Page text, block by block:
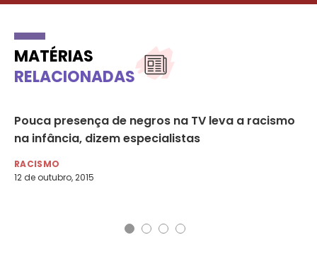
MATÉRIAS
RELACIONADAS
Pouca presença de negros na TV leva a racismo
na infância, dizem especialistas
RACISMO
12 de outubro, 2015